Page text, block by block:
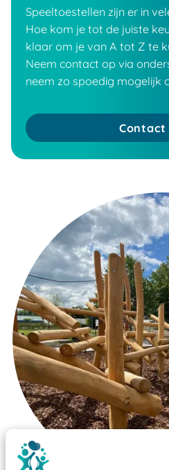
Speeltoestellen zijn er in
Hoe kom je tot de juiste
klaar om je van A tot Z te
Neem contact op via
neem zo spoedig mogelijk
Contact